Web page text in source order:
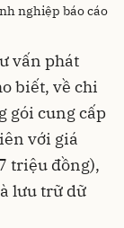
nghiệp báo cáo
vấn phát
biết, về chi
gói cung cấp
với giá
triệu đồng),
lưu trữ dữ